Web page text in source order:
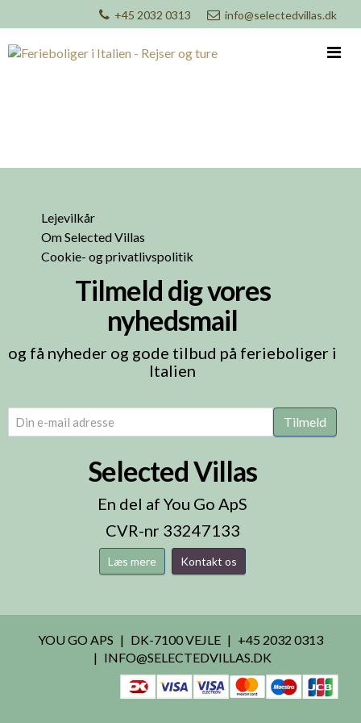
+45 2032 0313 info@selectedvillas.dk
Lejevilkår
Om Selected Villas
Cookie- og privatlivspolitik
Tilmeld dig vores
nyhedsmail
og få nyheder og gode tilbud på ferieboliger i
Italien
email (Påkrævet) Tilmeld
Selected Villas
En del af You Go ApS
CVR-nr 33247133
Læs mere Kontakt os
YOU GO APS DK-7100 VEJLE
+45 2032 0313
INFO@SELECTEDVILLAS.DK